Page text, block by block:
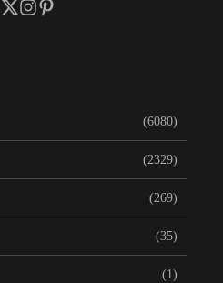
(6080)
(2329)
(269)
(35)
(1)